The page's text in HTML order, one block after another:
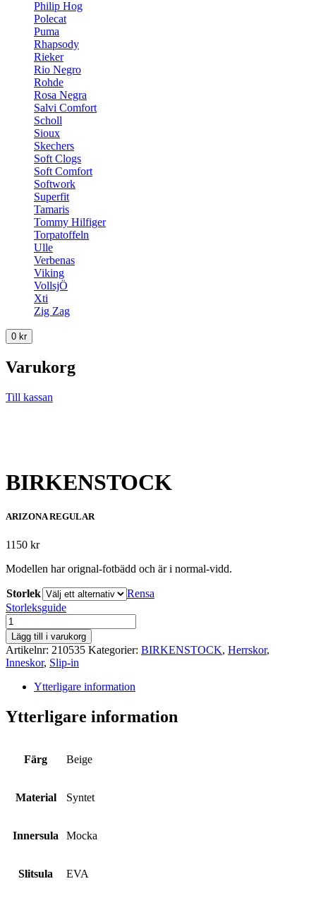
Philip Hog
Polecat
Puma
Rhapsody
Rieker
Rio Negro
Rohde
Rosa Negra
Salvi Comfort
Scholl
Sioux
Skechers
Soft Clogs
Soft Comfort
Softwork
Superfit
Tamaris
Tommy Hilfiger
Torpatoffeln
Ulle
Verbenas
Viking
VollsjÖ
Xti
Zig Zag
0 kr
Varukorg
Till kassan
BIRKENSTOCK
ARIZONA REGULAR
1150 kr
Modellen har orignal-fotbädd och är i normal-vidd.
Storlek
Rensa
Storleksguide
BIRKENSTOCK
mängd
Lägg till i varukorg
Artikelnr: 210535 Kategorier: BIRKENSTOCK, Herrskor,
Inneskor, Slip-in
Ytterligare information
Ytterligare information
Färg Beige
Material Syntet
Innersula Mocka
Slitsula EVA